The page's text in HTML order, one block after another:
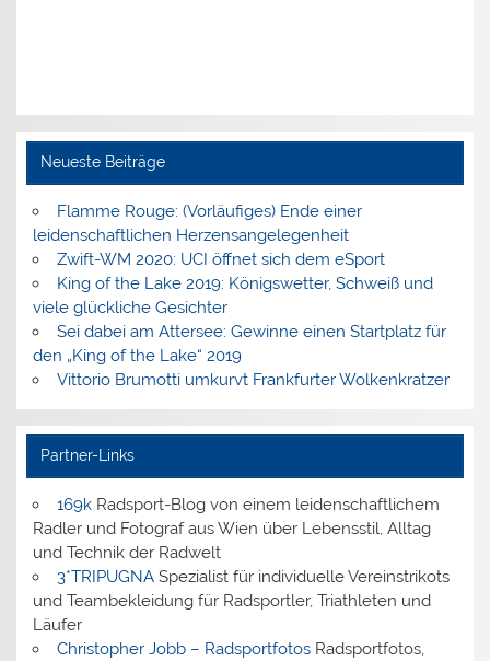
Neueste Beiträge
Flamme Rouge: (Vorläufiges) Ende einer
leidenschaftlichen Herzensangelegenheit
Zwift-WM 2020: UCI öffnet sich dem eSport
King of the Lake 2019: Königswetter, Schweiß und
viele glückliche Gesichter
Sei dabei am Attersee: Gewinne einen Startplatz für
den „King of the Lake“ 2019
Vittorio Brumotti umkurvt Frankfurter Wolkenkratzer
Partner-Links
169kRadsport-Blog von einem leidenschaftlichem
Radler und Fotograf aus Wien über Lebensstil, Alltag
und Technik der Radwelt
3*TRIPUGNASpezialist für individuelle Vereinstrikots
und Teambekleidung für Radsportler, Triathleten und
Läufer
Christopher Jobb – RadsportfotosRadsportfotos,